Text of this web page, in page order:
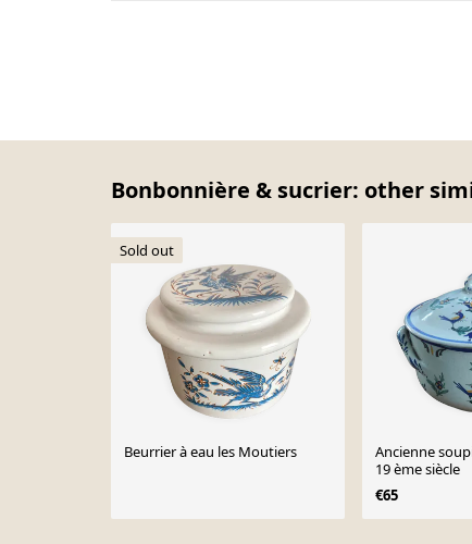
Bonbonnière & sucrier: other
Sold out
Beurrier à eau les Moutiers
Ancienne
19 ème siècle
€65